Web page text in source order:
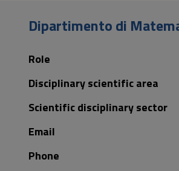
FooterDipartimento di
Role
Disciplinary scientific area
Scientific disciplinary sector
Email
Phone